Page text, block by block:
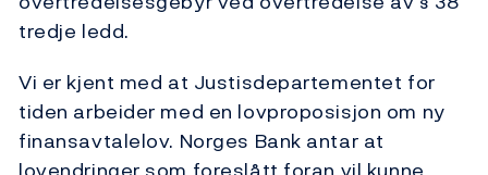
tredje ledd.
Vi er kjent med at Justisdepartementet for
tiden arbeider med en lovproposisjon om ny
finansavtalelov. Norges Bank antar at